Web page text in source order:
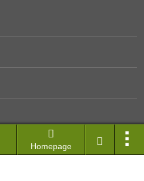
Homepage